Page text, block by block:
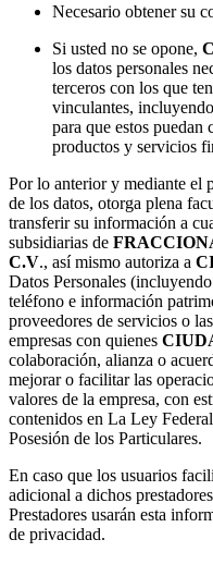
Necesario obtener su
Si usted no se opone,
los datos personales
terceros con los que
vinculantes,
para que estos puedan
productos y servicios
Por lo anterior y mediante el
de los datos, otorga plena
transferir su información a
subsidiarias de
C.V., así mismo autoriza a
Datos Personales
teléfono e información
proveedores de servicios o
empresas con quienes
colaboración, alianza o
mejorar o facilitar las
valores de la empresa, con
contenidos en La Ley
Posesión de los Particulares.
En caso que los usuarios
adicional a dichos
Prestadores usarán esta
de privacidad.